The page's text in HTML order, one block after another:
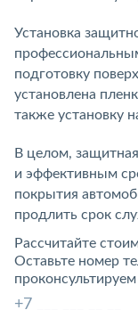
Установка
подготовку
установлена
также установку
В целом,
и эффективным
покрытия
продлить срок
Рассчитайте
Оставьте номер